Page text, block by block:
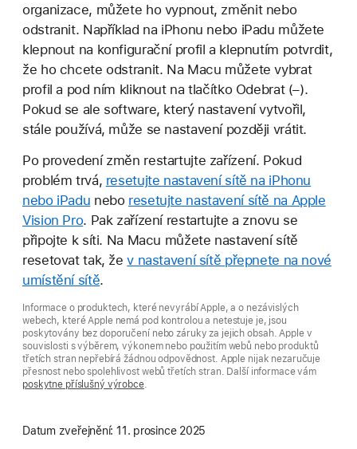
organizace, můžete ho vypnout, změnit nebo
odstranit. Například na iPhonu nebo iPadu můžete
klepnout na konfigurační profil a klepnutím potvrdit,
že ho chcete odstranit. Na Macu můžete vybrat
profil a pod ním kliknout na tlačítko Odebrat (–).
Pokud se ale software, který nastavení vytvořil,
stále používá, může se nastavení později vrátit.
Po provedení změn restartujte zařízení. Pokud
problém trvá, resetujte nastavení sítě na iPhonu
nebo iPadu nebo resetujte nastavení sítě na Apple
Vision Pro. Pak zařízení restartujte a znovu se
připojte k síti. Na Macu můžete nastavení sítě
resetovat tak, žev nastavení sítě přepnete na nové
umístění sítě.
Informace o produktech, které nevyrábí Apple, a o nezávislých
webech, které Apple nemá pod kontrolou a netestuje je, jsou
poskytovány bez doporučení nebo záruky za jejich obsah. Apple v
souvislosti s výběrem, výkonem nebo použitím webů nebo produktů
třetích stran nepřebírá žádnou odpovědnost. Apple nijak nezaručuje
přesnost nebo spolehlivost webů třetích stran. Další informace vám
poskytne příslušný výrobce.
Datum zveřejnění: 11. prosince 2025